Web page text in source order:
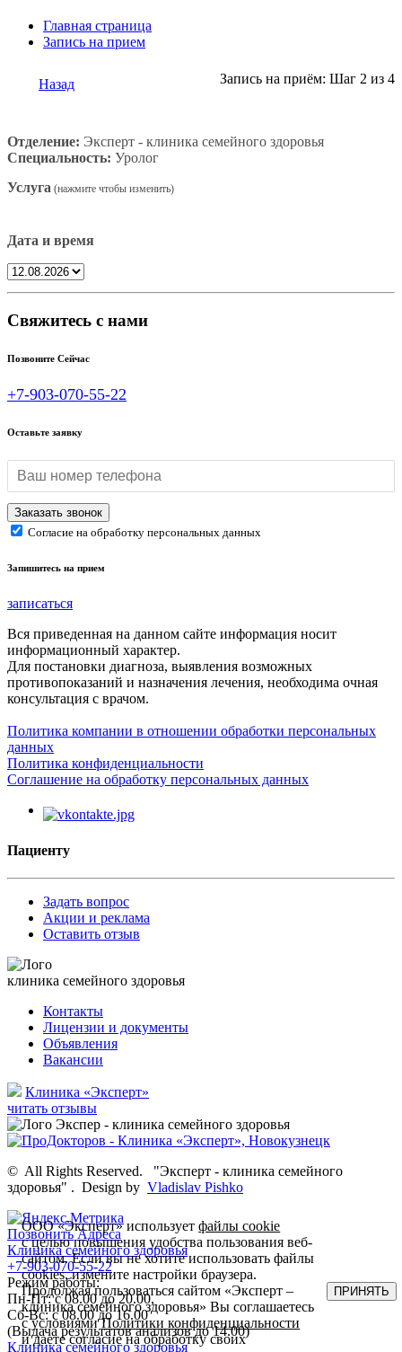
Главная страница
Запись на прием
Назад Запись на приём: Шаг 2 из 4
Отделение: Эксперт - клиника семейного здоровья
Специальность: Уролог
Услуга
Дата и время
Свяжитесь с нами
Позвоните Сейчас
+7-903-070-55-22
Оставьте заявку
Согласие на обработку персональных данных
Запишитесь на прием
записаться
Вся приведенная на данном сайте информация носит
информационный характер.
Для постановки диагноза, выявления возможных
противопоказаний и назначения лечения, необходима очная
консультация с врачом.
Политика компании в отношении обработки персональных
данных
Политика конфиденциальности
Соглашение на обработку персональных данных
Пациенту
Задать вопрос
Акции и реклама
Оставить отзыв
клиника семейного здоровья
Контакты
Лицензии и документы
Объявления
Вакансии
Клиника «Эксперт»
читать отзывы
© All Rights Reserved.
"Эксперт - клиника семейного
здоровья" . Design by Vladislav Pishko
Позвонить Адреса
Клиника семейного здоровья
+7-903-070-55-22
Режим работы:
Пн-Пт: с 08.00 до 20.00,
Сб-Вс: с 08.00 до 16.00
(Выдача результатов анализов до 14.00)
Клиника семейного здоровья
ООО «Эксперт» используетфайлы cookie
с целью повышения удобства пользования веб-
сайтом. Если вы не хотите использовать файлы
cookies, измените настройки браузера.
Продолжая пользоваться сайтом «Эксперт –
клиника семейного здоровья» Вы соглашаетесь
с условиямиПолитики конфиденциальности
и даете согласие на обработку своих
ПРИНЯТЬ